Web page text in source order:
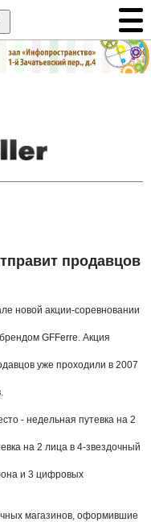
продавцов
новой акции-соревновании
GFFerre. Акция
уже проходили в 2007
- недельная путевка на 2
на 2 лица в 4-звездочный
и 3 цифровых
магазинов, оформившие